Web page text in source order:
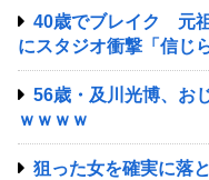
40歳でブレイク 元
にスタジオ衝撃「信じ
56歳・及川光博、お
ｗｗｗｗ
狙った女を確実に落